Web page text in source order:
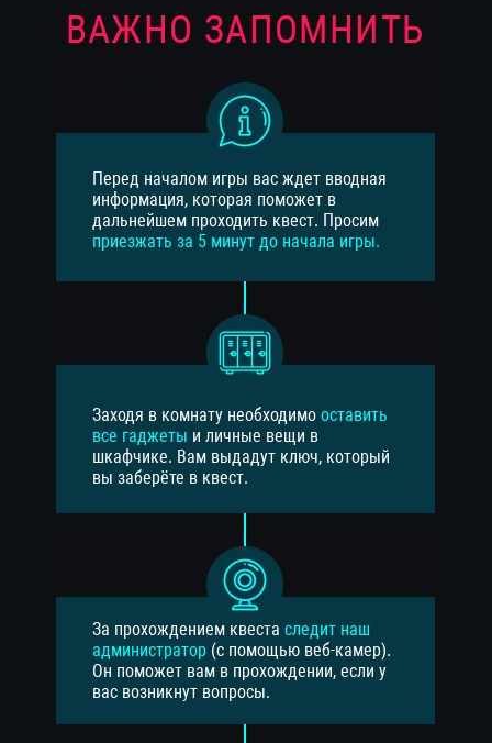
ВАЖНО ЗАПОМНИТЬ
Перед началом игры вас ждет вводная
информация, которая поможет в
дальнейшем проходить квест. Просим
приезжать за 5 минут до начала игры.
Заходя в комнату необходимо оставить
все гаджеты и личные вещи в
шкафчике. Вам выдадут ключ, который
вы заберёте в квест.
За прохождением квеста следит наш
администратор (с помощью веб-камер).
Он поможет вам в прохождении, если у
вас возникнут вопросы.